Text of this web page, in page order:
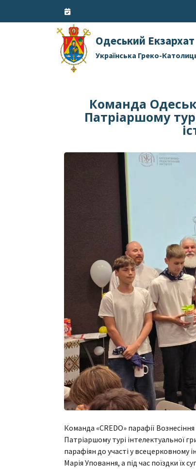
Одеський Екзархат
Українська Греко-
Команда
Патріаршому
Команда «CREDO» парафії
Патріаршому турі інтелектуальної
парафіян до участі у всецерковному
Марія Уповання, а під час поїздки їх